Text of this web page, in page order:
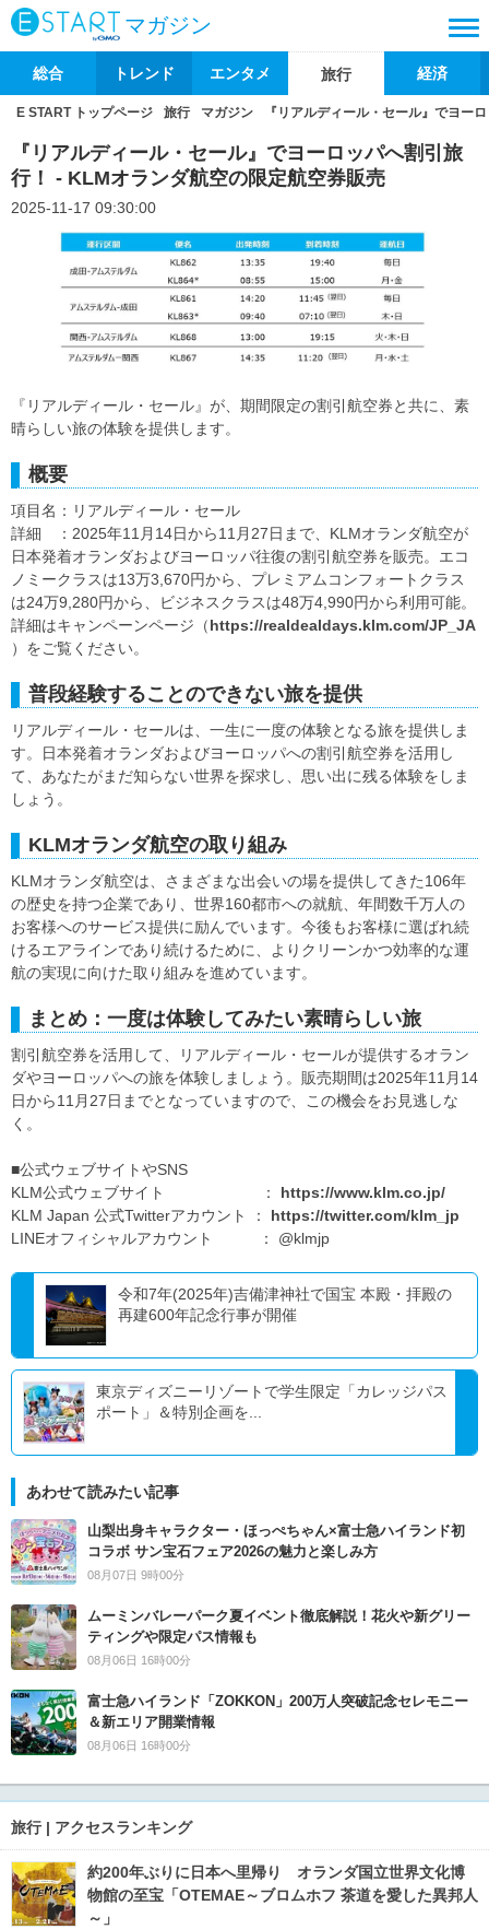
マガジン
総合 トレンド エンタメ 旅行 経済
E START トップページ 旅行 マガジン 『リアルディール・セール』でヨー
『リアルディール・セール』でヨーロッパへ割引旅
行！ - KLMオランダ航空の限定航空券販売
2025-11-17 09:30:00
『リアルディール・セール』が、期間限定の割引航空券と共に、素
晴らしい旅の体験を提供します。
概要
項目名：リアルディール・セール
詳細 ：2025年11月14日から11月27日まで、KLMオランダ航空が
日本発着オランダおよびヨーロッパ往復の割引航空券を販売。エコ
ノミークラスは13万3,670円から、プレミアムコンフォートクラス
は24万9,280円から、ビジネスクラスは48万4,990円から利用可能。
詳細はキャンペーンページ（https://realdealdays.klm.com/JP_JA
）をご覧ください。
普段経験することのできない旅を提供
リアルディール・セールは、一生に一度の体験となる旅を提供しま
す。日本発着オランダおよびヨーロッパへの割引航空券を活用し
て、あなたがまだ知らない世界を探求し、思い出に残る体験をしま
しょう。
KLMオランダ航空の取り組み
KLMオランダ航空は、さまざまな出会いの場を提供してきた106年
の歴史を持つ企業であり、世界160都市への就航、年間数千万人の
お客様へのサービス提供に励んでいます。今後もお客様に選ばれ続
けるエアラインであり続けるために、よりクリーンかつ効率的な運
航の実現に向けた取り組みを進めています。
まとめ：一度は体験してみたい素晴らしい旅
割引航空券を活用して、リアルディール・セールが提供するオラン
ダやヨーロッパへの旅を体験しましょう。販売期間は2025年11月14
日から11月27日までとなっていますので、この機会をお見逃しな
く。
■公式ウェブサイトやSNS
KLM公式ウェブサイト ： https://www.klm.co.jp/
KLM Japan 公式Twitterアカウント ： https://twitter.com/klm_jp
LINEオフィシャルアカウント ： @klmjp
令和7年(2025年)吉備津神社で国宝 本殿・拝殿の
再建600年記念行事が開催
東京ディズニーリゾートで学生限定「カレッジパス
ポート」＆特別企画を...
あわせて読みたい記事
山梨出身キャラクター・ほっぺちゃん×富士急ハイランド初
コラボ サン宝石フェア2026の魅力と楽しみ方
08月07日 9時00分
ムーミンバレーパーク夏イベント徹底解説！花火や新グリー
ティングや限定パス情報も
08月06日 16時00分
富士急ハイランド「ZOKKON」200万人突破記念セレモニー
＆新エリア開業情報
08月06日 16時00分
旅行 | アクセスランキング
約200年ぶりに日本へ里帰り オランダ国立世界文化博
物館の至宝「OTEMAE～ブロムホフ 茶道を愛した異邦人
～」